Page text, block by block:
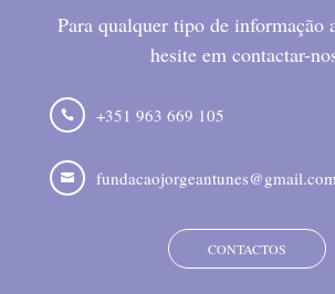
Para qualquer tipo de informação
hesite em contactar-
 +351 963 669 105
 fundacaojorgeantunes@gmail.com
CONTACTOS